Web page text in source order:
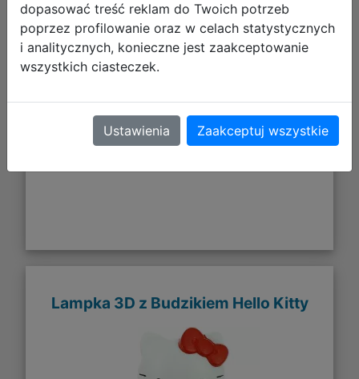
86,40 zł
DO KOSZYKA
Galeria zdjęć
Lampka 3D z Budzikiem Hello Kitty
dopasować treść reklam do Twoich potrzeb
poprzez profilowanie oraz w celach statystycznych
i analitycznych, konieczne jest zaakceptowanie
wszystkich ciasteczek.
Ustawienia Zaakceptuj wszystkie